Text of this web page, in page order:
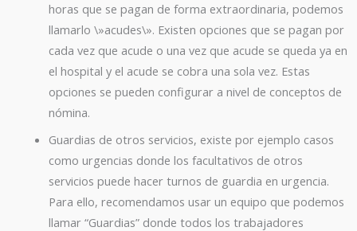
horas que se pagan de forma extraordinaria, podemos
llamarlo \»acudes\». Existen opciones que se pagan por
cada vez que acude o una vez que acude se queda ya en
el hospital y el acude se cobra una sola vez. Estas
opciones se pueden configurar a nivel de conceptos de
nómina.
Guardias de otros servicios, existe por ejemplo casos
como urgencias donde los facultativos de otros
servicios puede hacer turnos de guardia en urgencia.
Para ello, recomendamos usar un equipo que podemos
llamar “Guardias” donde todos los trabajadores